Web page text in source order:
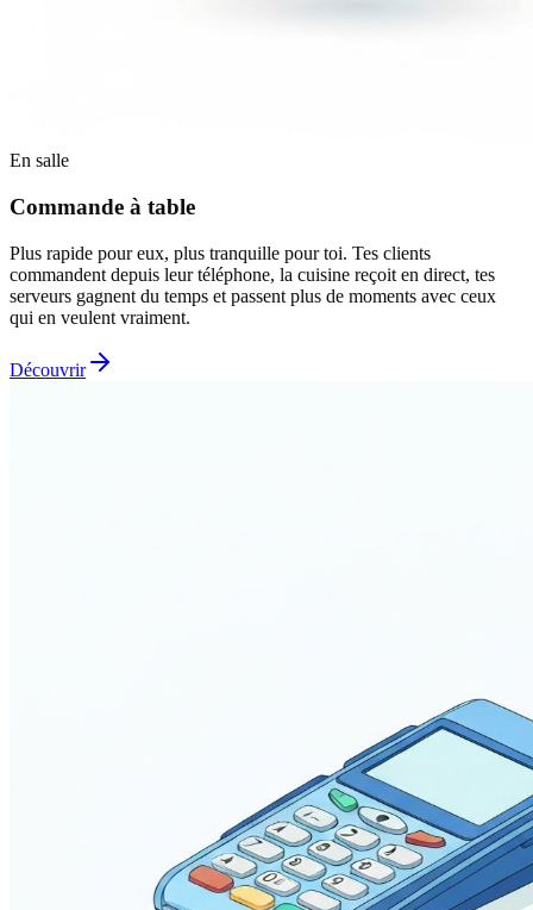
En salle
Commande à table
Plus rapide pour eux, plus tranquille pour toi. Tes clients
commandent depuis leur téléphone, la cuisine reçoit en direct, tes
serveurs gagnent du temps et passent plus de moments avec ceux
qui en veulent vraiment.
Découvrir